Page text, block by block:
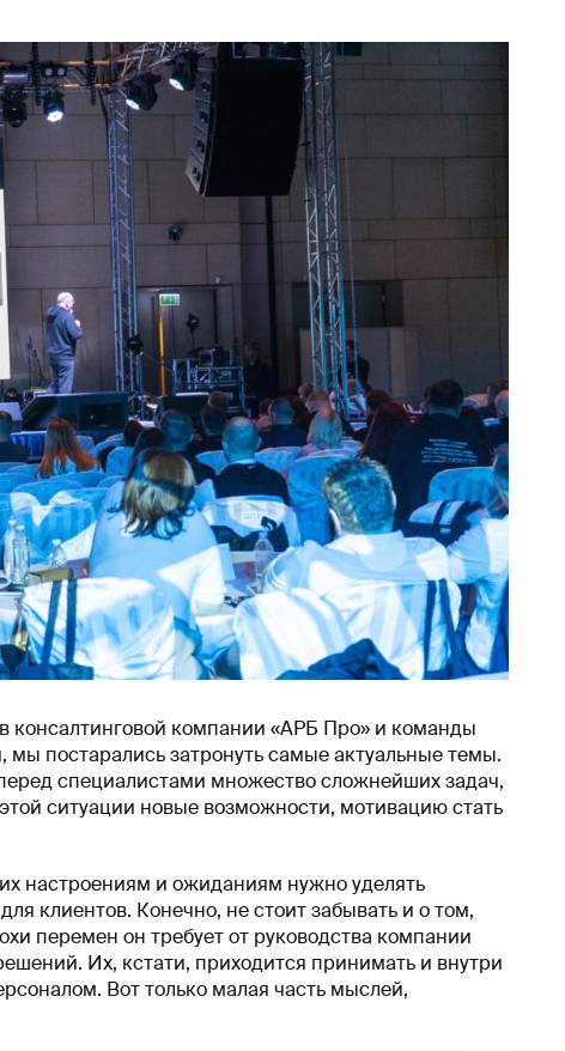
консалтинговой компании «АРБ Про» и команды
постарались затронуть самые актуальные темы.
специалистами множество сложнейших задач,
ситуации новые возможности, мотивацию стать
настроениям и ожиданиям нужно уделять
клиентов. Конечно, не стоит забывать и о том,
перемен он требует от руководства компании
Их, кстати, приходится принимать и внутри
Вот только малая часть мыслей,